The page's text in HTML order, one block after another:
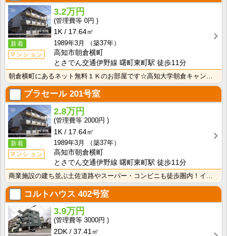
新着
マンション
3.2万円
0円
1K
17.64㎡
1989年3月
（築37年）
高知市朝倉横町
とさでん交通伊野線 曙町東町駅 徒歩11分
プラセール201号室
新着
マンション
2.8万円
2000円
1K
17.64㎡
1989年3月
（築37年）
高知市朝倉横町
とさでん交通伊野線 曙町東町駅 徒歩11分
コルトハウス 402号室
3.9万円
3000円
2DK
37.41㎡